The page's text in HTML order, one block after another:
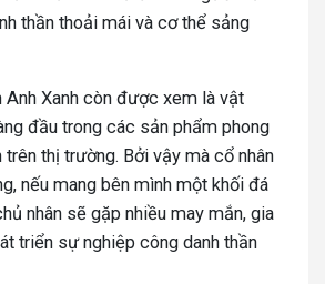
thần thoải mái và cơ thể sảng
Anh Xanh còn được xem là vật
đầu trong các sản phẩm phong
trên thị trường. Bởi vậy mà cổ nhân
nếu mang bên mình một khối đá
nhân sẽ gặp nhiều may mắn, gia
triển sự nghiệp công danh thần